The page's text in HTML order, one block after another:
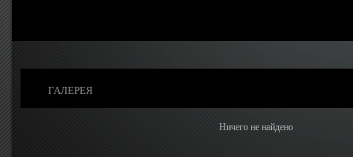
ГАЛЕРЕЯ
Ничего не найдено